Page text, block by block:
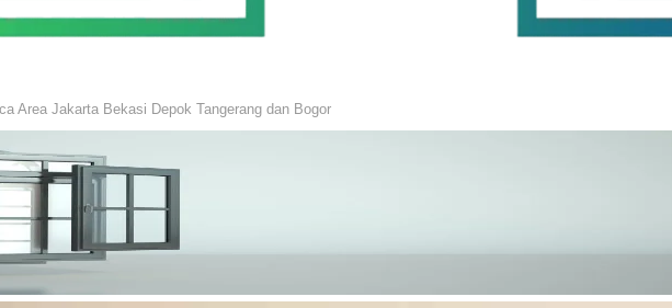
Area Jakarta Bekasi Depok Tangerang dan Bogor